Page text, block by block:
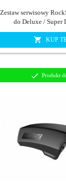
Zestaw serwisowy
do Deluxe / Super
KUP
Produkt